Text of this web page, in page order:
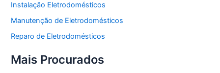
Instalação Eletrodomésticos
Manutenção de Eletrodomésticos
Reparo de Eletrodomésticos
Mais Procurados